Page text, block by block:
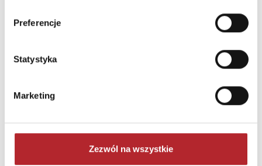
Preferencje
Statystyka
Marketing
Zezwól na wszystkie
zobacz więcej
Wyłączność